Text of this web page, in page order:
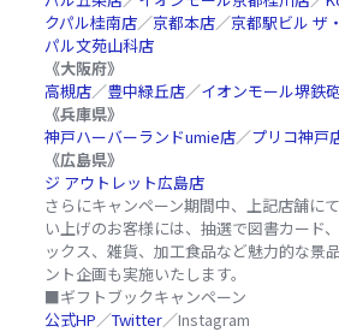
クパル桂南店／京都本店／京都駅ビル ザ
パル文苑山科店
《大阪府》
高槻店／豊中緑丘店／イオンモール堺鉄
《兵庫県》
神戸ハーバーランドumie店／プリコ神戸
《広島県》
ジ アウトレット広島店
さらにキャンペーン期間中、上記店舗に
い上げのお客様には、抽選で図書カード
ックス、雑貨、加工食品など魅力的な景
ント企画も実施いたします。
■ギフトブックキャンペーン
公式HP／Twitter／Instagram